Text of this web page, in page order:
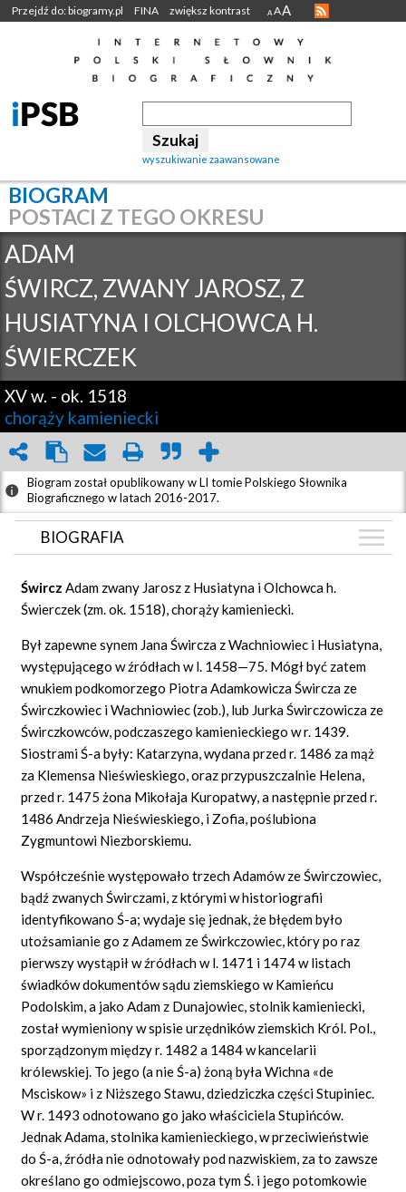
Przejdź do: biogramy.pl FINA zwiększ kontrast A AA
wyszukiwanie zaawansowane
BIOGRAM
POSTACI Z TEGO OKRESU
ADAM
ŚWIRCZ, ZWANY JAROSZ, Z
HUSIATYNA I OLCHOWCA H.
ŚWIERCZEK
XV w. - ok. 1518
chorąży kamieniecki
Biogram został opublikowany w LI tomie Polskiego Słownika
Biograficznego w latach 2016-2017.
BIOGRAFIA
GRAF POWIĄZAŃ
DYSKUSJA
ŚwirczAdam zwany Jarosz z Husiatyna i Olchowca h.
Świerczek (zm. ok. 1518), chorąży kamieniecki.
Był zapewne synem Jana Śwircza z Wachniowiec i Husiatyna,
występującego w źródłach w l. 1458—75. Mógł być zatem
wnukiem podkomorzego Piotra Adamkowicza Śwircza ze
Świrczkowiec i Wachniowiec (zob.), lub Jurka Świrczowicza ze
Świrczkowców, podczaszego kamienieckiego w r. 1439.
Siostrami Ś-a były: Katarzyna, wydana przed r. 1486 za mąż
za Klemensa Nieświeskiego, oraz przypuszczalnie Helena,
przed r. 1475 żona Mikołaja Kuropatwy, a następnie przed r.
1486 Andrzeja Nieświeskiego, i Zofia, poślubiona
Zygmuntowi Niezborskiemu.
Współcześnie występowało trzech Adamów ze Świrczowiec,
bądź zwanych Świrczami, z którymi w historiografii
identyfikowano Ś-a; wydaje się jednak, że błędem było
utożsamianie go z Adamem ze Świrkczowiec, który po raz
pierwszy wystąpił w źródłach w l. 1471 i 1474 w listach
świadków dokumentów sądu ziemskiego w Kamieńcu
Podolskim, a jako Adam z Dunajowiec, stolnik kamieniecki,
został wymieniony w spisie urzędników ziemskich Król. Pol.,
sporządzonym między r. 1482 a 1484 w kancelarii
królewskiej. To jego (a nie Ś-a) żoną była Wichna «de
Msciskow» i z Niższego Stawu, dziedziczka części Stupiniec.
W r. 1493 odnotowano go jako właściciela Stupińców.
Jednak Adama, stolnika kamienieckiego, w przeciwieństwie
do Ś-a, źródła nie odnotowały pod nazwiskiem, za to zawsze
określano go odmiejscowo, poza tym Ś. i jego potomkowie